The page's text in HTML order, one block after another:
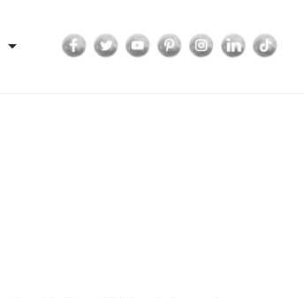
 Facebook
TwitterYouTubePinterestInstagram